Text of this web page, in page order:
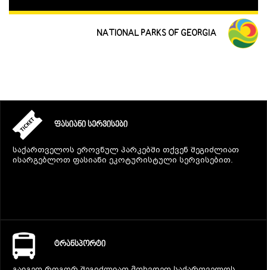
NATIONAL PARKS OF GEORGIA
ᲤᲐᲡᲘᲐᲜᲘ ᲡᲔᲠᲕᲘᲡᲔᲑᲘ
საქართველოს ეროვნულ პარკებში თქვენ შეგიძლიათ
ისარგებლოთ ფასიანი ეკოტურისტული სერვისებით.
ᲢᲠᲐᲜᲡᲞᲝᲠᲢᲘ